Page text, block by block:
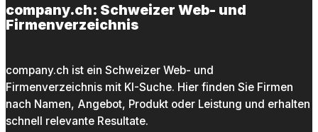
company.ch: Schweizer Web- und
Firmenverzeichnis
company.ch ist ein Schweizer Web- und
Firmenverzeichnis mit KI-Suche. Hier finden Sie Firmen
nach Namen, Angebot, Produkt oder Leistung und erhalten
schnell relevante Resultate.